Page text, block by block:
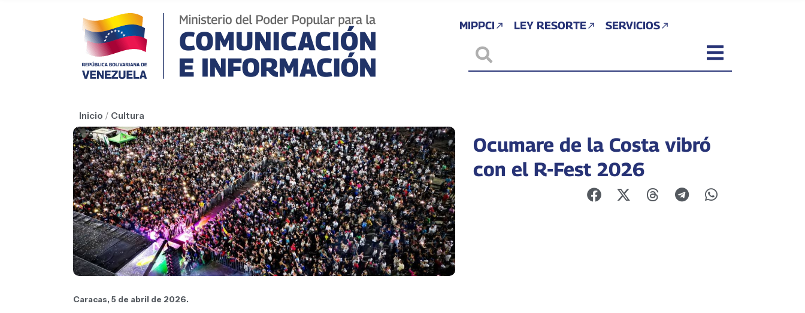
MIPPCI LEY RESORTE SERVICIOS
Inicio / Cultura
Ocumare de la Costa vibró
con el R-Fest 2026
Caracas, 5 de abril de 2026.